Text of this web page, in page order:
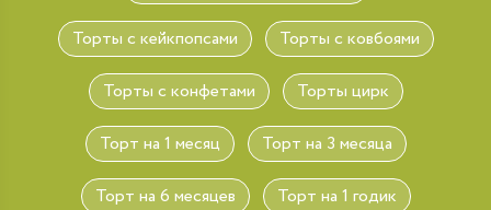
Торты с кейкпопсами Торты с ковбоями
Торты с конфетами Торты цирк
Торт на 1 месяц Торт на 3 месяца
Торт на 6 месяцев Торт на 1 годик